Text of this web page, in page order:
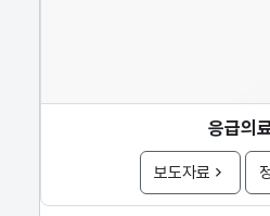
응급의
보도자료